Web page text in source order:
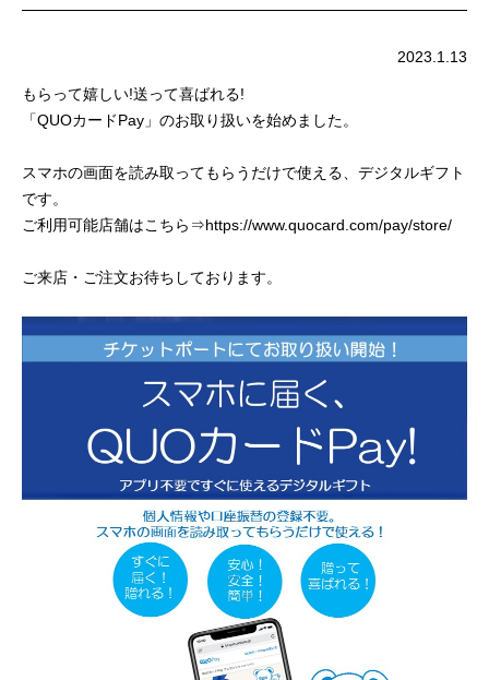
2023.1.13
もらって嬉しい!送って喜ばれる!
「QUOカードPay」のお取り扱いを始めました。
スマホの画面を読み取ってもらうだけで使える、デジタルギフト
です。
ご利用可能店舗はこちら⇒https://www.quocard.com/pay/store/
ご来店・ご注文お待ちしております。